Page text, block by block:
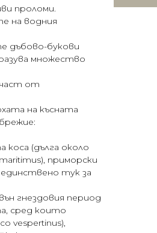
проломи.
на водния
дъбово-букови
множество
от
на късната
(дълга около
приморски
тук за
гнездовия период
сред които
vespertinus),